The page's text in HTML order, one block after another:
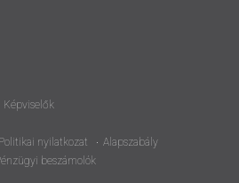
Képviselők
Politikai nyilatkozat
Alapszabály
beszámolók